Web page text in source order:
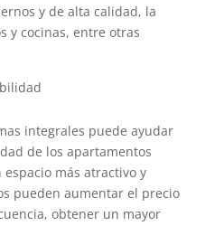
y de alta calidad, la
y cocinas, entre otras
integrales puede ayudar
de los apartamentos
más atractivo y
pueden aumentar el precio
obtener un mayor